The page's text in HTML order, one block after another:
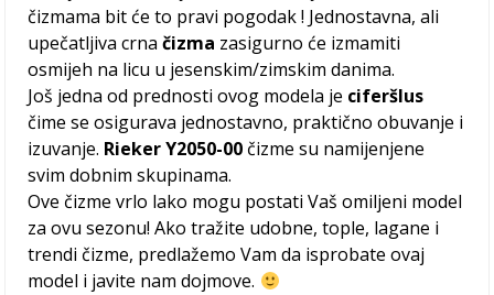
čizmama bit će to pravi pogodak ! Jednostavna, ali
upečatljiva crnačizma zasigurno će izmamiti
osmijeh na licu u jesenskim/zimskim danima.
Još jedna od prednosti ovog modela je ciferšlus
čime se osigurava jednostavno, praktično obuvanje i
izuvanje. Rieker Y2050-00 čizme su namijenjene
svim dobnim skupinama.
Ove čizme vrlo lako mogu postati Vaš omiljeni model
za ovu sezonu! Ako tražite udobne, tople, lagane i
trendi čizme, predlažemo Vam da isprobate ovaj
model i javite nam dojmove.